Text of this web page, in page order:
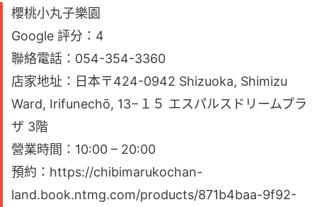
櫻桃小丸子樂園
Google 評分：4
聯絡電話：054-354-3360
店家地址：日本〒424-0942 Shizuoka, Shimizu
Ward, Irifunechō, 13−１５ エスパルスドリームプラ
ザ 3階
營業時間：10:00 – 20:00
預約：https://chibimarukochan-
land.book.ntmg.com/products/871b4baa-9f92-